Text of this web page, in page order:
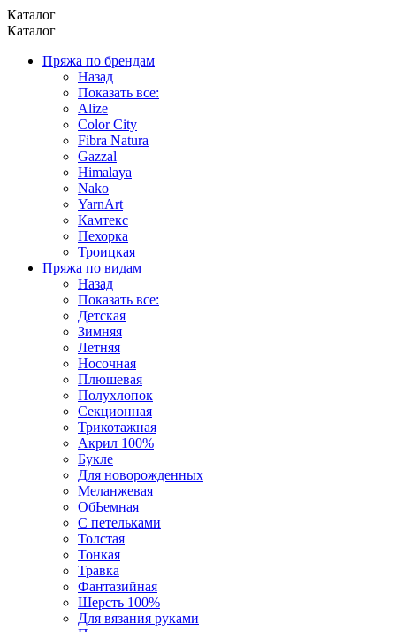
Каталог
Каталог
Пряжа по брендам
Назад
Показать все:
Alize
Color City
Fibra Natura
Gazzal
Himalaya
Nako
YarnArt
Камтекс
Пехорка
Троицкая
Пряжа по видам
Назад
Показать все:
Детская
Зимняя
Летняя
Носочная
Плюшевая
Полухлопок
Секционная
Трикотажная
Акрил 100%
Букле
Для новорожденных
Меланжевая
ОбЬемная
С петельками
Толстая
Тонкая
Травка
Фантазийная
Шерсть 100%
Для вязания руками